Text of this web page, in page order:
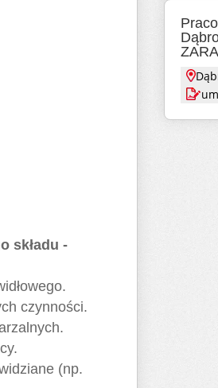
składu -
czynności.
(np.